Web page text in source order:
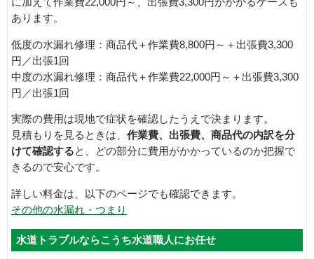
あります。
低度の水漏れ修理：商品代＋作業費8,800円～＋出張費3,300
円／出張1回
中度の水漏れ修理：商品代＋作業費22,000円～＋出張費3,300
円／出張1回
実際の費用は現地で症状を確認したうえで決まります。
見積もりを見るときは、 作業費、出張費、商品代の内訳を分
けて確認すると、どの部分に費用がかかっているのか把握で
きるので安心です。
詳しい料金は、以下のページでも確認できます。
その他の水漏れ・つまり
水道トラブルならこうち水道職人にお任せ